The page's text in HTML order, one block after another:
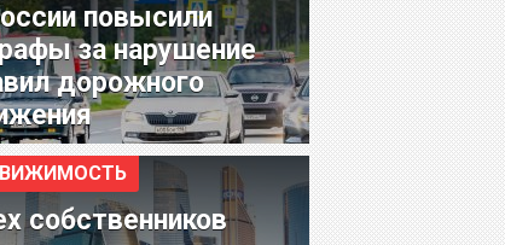
повысили
за нарушение
дорожного
собственников